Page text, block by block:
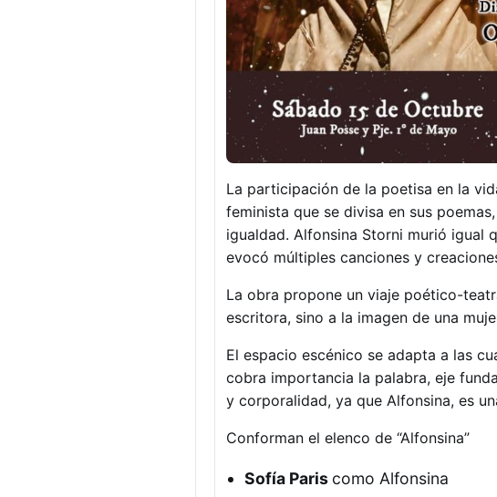
La participación de la poetisa en la
feminista que se divisa en sus
igualdad. Alfonsina Storni murió igual
evocó múltiples canciones y
La obra propone un viaje poético-
escritora, sino a la imagen de una
El espacio escénico se adapta a las
cobra importancia la palabra, eje
y corporalidad, ya que Alfonsina, es
Conforman el elenco de “Alfonsina”
Sofía Paris como Alfonsina